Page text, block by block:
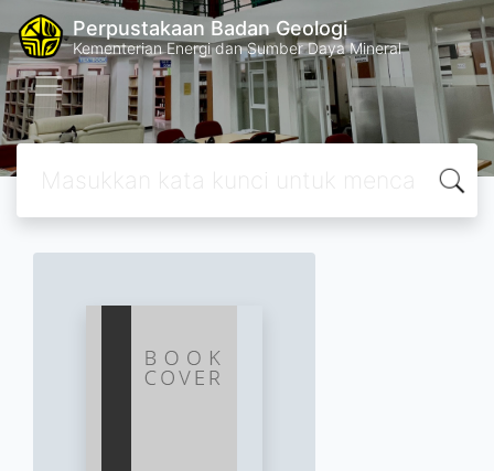
Perpustakaan Badan Geologi
Kementerian Energi dan Sumber Daya Mineral